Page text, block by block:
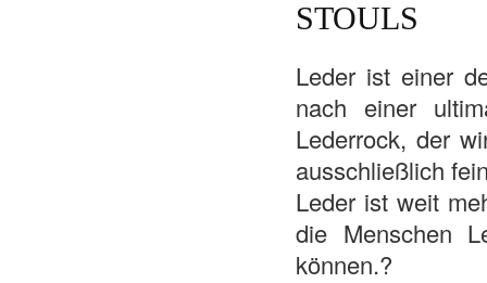
STOULS
Leder ist einer
nach einer ult
Lederrock, der
ausschließlich
Leder ist weit
die Menschen
können.?